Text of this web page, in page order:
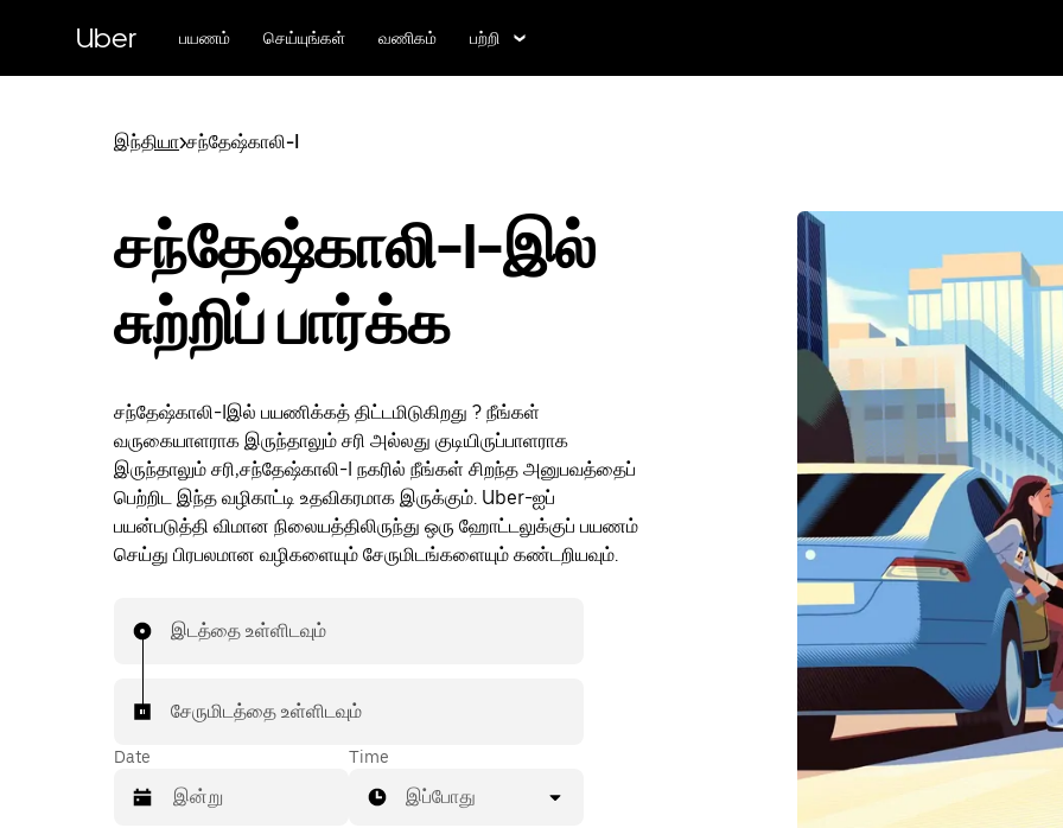
பக்கத்திற்குச்Uber பயணம் செய்யுங்கள் வணிகம் பற்றி
இந்தியா>சந்தேஷ்காலி-I
சந்தேஷ்காலி-I-இல்
சுற்றிப் பார்க்க
சந்தேஷ்காலி-Iஇல் பயணிக்கத் திட்டமிடுகிறது ? நீங்கள்
வருகையாளராக இருந்தாலும் சரி அல்லது குடியிருப்பாளராக
இருந்தாலும் சரி,சந்தேஷ்காலி-I நகரில் நீங்கள் சிறந்த அனுபவத்தைப்
பெற்றிட இந்த வழிகாட்டி உதவிகரமாக இருக்கும். Uber-ஐப்
பயன்படுத்தி விமான நிலையத்திலிருந்து ஒரு ஹோட்டலுக்குப் பயணம்
செய்து பிரபலமான வழிகளையும் சேருமிடங்களையும் கண்டறியவும்.
இடத்தை உள்ளிடவும்
சேருமிடத்தை உள்ளிடவும்
Date Time
இப்போது